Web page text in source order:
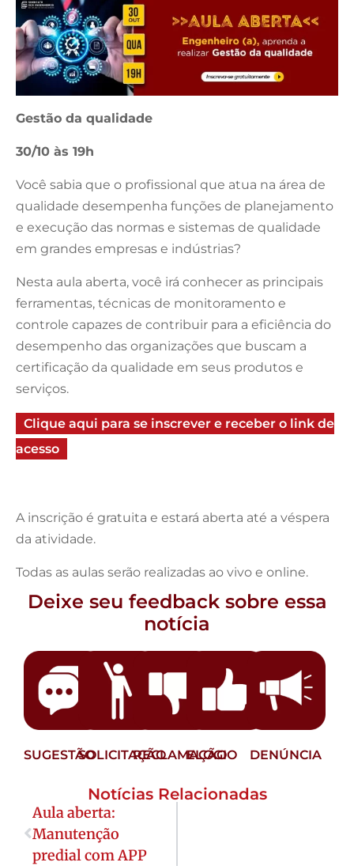
Gestão da qualidade
30/10 às 19h
Você sabia que o profissional que atua na área de
qualidade desempenha funções de planejamento
e execução das normas e sistemas de qualidade
em grandes empresas e indústrias?
Nesta aula aberta, você irá conhecer as principais
ferramentas, técnicas de monitoramento e
controle capazes de contribuir para a eficiência do
desempenho das organizações que buscam a
certificação da qualidade em seus produtos e
serviços.
Clique aqui para se inscrever e receber o link de
acesso
A inscrição é gratuita e estará aberta até a véspera
da atividade.
Todas as aulas serão realizadas ao vivo e online.
Deixe seu feedback sobre essa
notícia
SUGESTÃOSOLICITAÇÃORECLAMAÇÃO
ELOGIO DENÚNCIA
Notícias Relacionadas
Aula aberta:
Manutenção
predial com APP